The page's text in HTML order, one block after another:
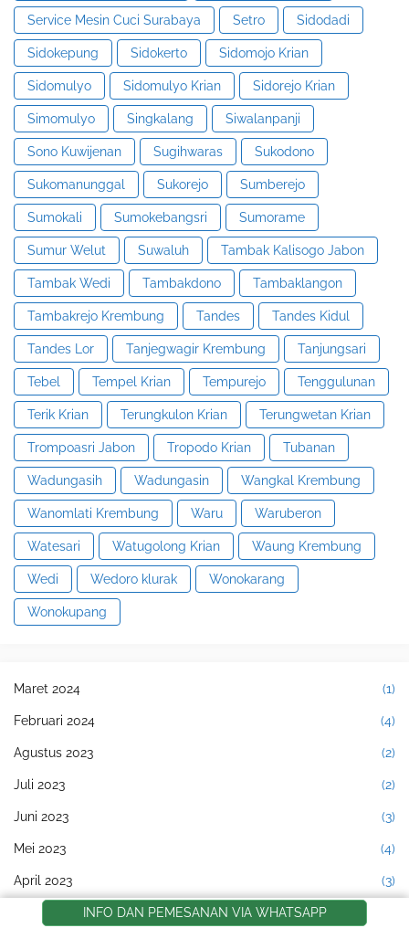
Service Mesin Cuci Surabaya Setro Sidodadi
Sidokepung Sidokerto Sidomojo Krian
Sidomulyo Sidomulyo Krian Sidorejo Krian
Simomulyo Singkalang Siwalanpanji
Sono Kuwijenan Sugihwaras Sukodono
Sukomanunggal Sukorejo Sumberejo
Sumokali Sumokebangsri Sumorame
Sumur Welut Suwaluh Tambak Kalisogo Jabon
Tambak Wedi Tambakdono Tambaklangon
Tambakrejo Krembung Tandes Tandes Kidul
Tandes Lor Tanjegwagir Krembung Tanjungsari
Tebel Tempel Krian Tempurejo Tenggulunan
Terik Krian Terungkulon Krian Terungwetan Krian
Trompoasri Jabon Tropodo Krian Tubanan
Wadungasih Wadungasin Wangkal Krembung
Wanomlati Krembung Waru Waruberon
Watesari Watugolong Krian Waung Krembung
Wedi Wedoro klurak Wonokarang
Wonokupang
Maret 2024 (1)
Februari 2024 (4)
Agustus 2023 (2)
Juli 2023 (2)
Juni 2023 (3)
Mei 2023 (4)
April 2023 (3)
Februari 2023INFO DAN PEMESANAN VIA WHATSAPP